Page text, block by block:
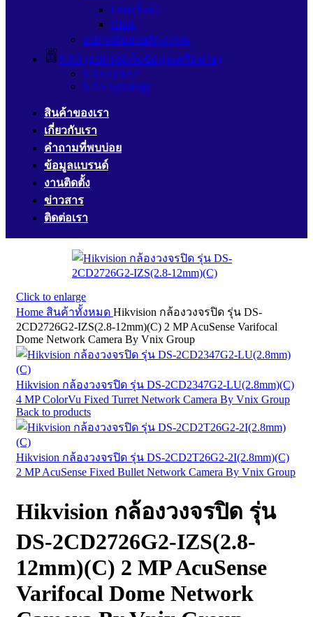
Link(ลิ้งค์)
Glink
อุปกรณ์ขยายสัญญาณ
NAS (อุปกรณ์เก็บข้อมูลเครือข่าย)
NAS QNAP
NAS Synology
สินค้าของเรา
เกี่ยวกับเรา
คำถามที่พบบ่อย
ข้อมูลแบรนด์
งานติดตั้ง
ข่าวสาร
ติดต่อเรา
Click to enlarge
Home สินค้าทั้งหมด Hikvision กล้องวงจรปิด รุ่น DS-
2CD2726G2-IZS(2.8-12mm)(C) 2 MP AcuSense Varifocal
Dome Network Camera By Vnix Group
Hikvision กล้องวงจรปิด รุ่น DS-2CD2347G2-LU(2.8mm)(C)
4 MP ColorVu Fixed Turret Network Camera By Vnix Group
Back to products
Hikvision กล้องวงจรปิด รุ่น DS-2CD2T26G2-2I(2.8mm)(C)
2 MP AcuSense Fixed Bullet Network Camera By Vnix Group
Hikvision กล้องวงจรปิด รุ่น
DS-2CD2726G2-IZS(2.8-
12mm)(C) 2 MP AcuSense
Varifocal Dome Network